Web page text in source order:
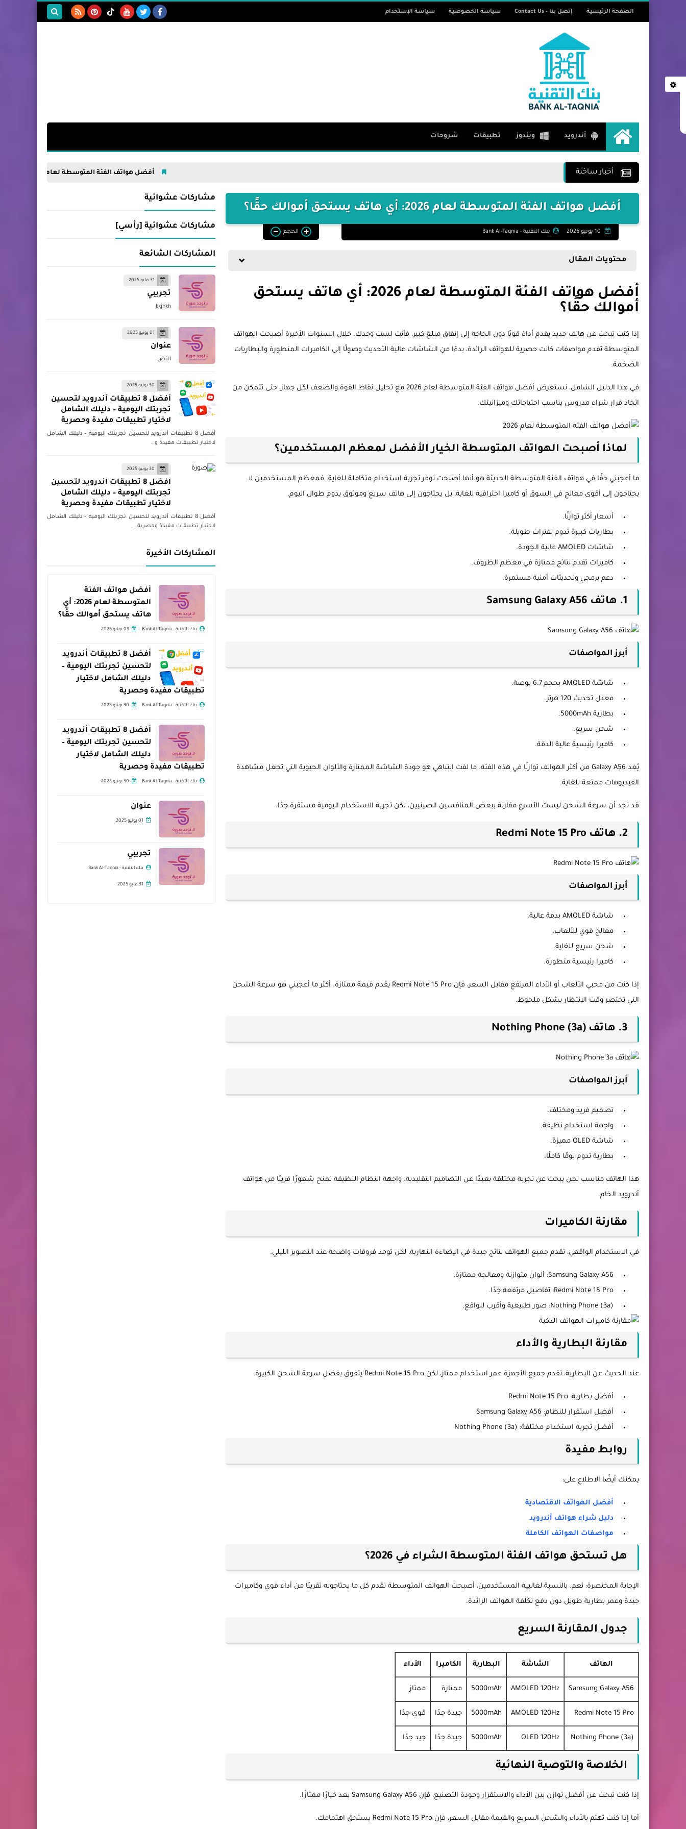
الصفحة الرئيسية إتصل بنا - Contact Us سياسة الخصوصية سياسة الإستخدام
الرئيسيةأندرويد ويندوز تطبيقات شروحات
أخبار ساخنة أفضل هواتف الفئة المتوسطة لعام 2026: أي هاتف يستحق أموالك حقًا؟
أفضل هواتف الفئة المتوسطة لعام 2026: أي هاتف يستحق أموالك حقًا؟
بنك التقنية - Bank Al-Taqnia الحجم
محتويات المقال
أفضل هواتف الفئة المتوسطة لعام 2026: أي هاتف يستحق
أموالك حقًا؟
إذا كنت تبحث عن هاتف جديد يقدم أداءً قويًا دون الحاجة إلى إنفاق مبلغ كبير، فأنت لست وحدك. خلال السنوات الأخيرة أصبحت الهواتف
المتوسطة تقدم مواصفات كانت حصرية للهواتف الرائدة، بدءًا من الشاشات عالية التحديث وصولًا إلى الكاميرات المتطورة والبطاريات
الضخمة.
في هذا الدليل الشامل، نستعرض أفضل هواتف الفئة المتوسطة لعام 2026 مع تحليل نقاط القوة والضعف لكل جهاز، حتى تتمكن من
اتخاذ قرار شراء مدروس يناسب احتياجاتك وميزانيتك.
لماذا أصبحت الهواتف المتوسطة الخيار الأفضل لمعظم المستخدمين؟
ما أعجبني حقًا في هواتف الفئة المتوسطة الحديثة هو أنها أصبحت توفر تجربة استخدام متكاملة للغاية. فمعظم المستخدمين لا
يحتاجون إلى أقوى معالج في السوق أو كاميرا احترافية للغاية، بل يحتاجون إلى هاتف سريع وموثوق يدوم طوال اليوم.
أسعار أكثر توازنًا.
بطاريات كبيرة تدوم لفترات طويلة.
شاشات AMOLED عالية الجودة.
كاميرات تقدم نتائج ممتازة في معظم الظروف.
دعم برمجي وتحديثات أمنية مستمرة.
1. هاتف Samsung Galaxy A56
أبرز المواصفات
شاشة AMOLED بحجم 6.7 بوصة.
معدل تحديث 120 هرتز.
بطارية 5000mAh.
شحن سريع.
كاميرا رئيسية عالية الدقة.
يُعد Galaxy A56 من أكثر الهواتف توازنًا في هذه الفئة. ما لفت انتباهي هو جودة الشاشة الممتازة والألوان الحيوية التي تجعل مشاهدة
الفيديوهات ممتعة للغاية.
قد تجد أن سرعة الشحن ليست الأسرع مقارنة ببعض المنافسين الصينيين، لكن تجربة الاستخدام اليومية مستقرة جدًا.
2. هاتف Redmi Note 15 Pro
أبرز المواصفات
شاشة AMOLED بدقة عالية.
معالج قوي للألعاب.
شحن سريع للغاية.
كاميرا رئيسية متطورة.
إذا كنت من محبي الألعاب أو الأداء المرتفع مقابل السعر، فإن Redmi Note 15 Pro يقدم قيمة ممتازة. أكثر ما أعجبني هو سرعة الشحن
التي تختصر وقت الانتظار بشكل ملحوظ.
3. هاتف Nothing Phone (3a)
أبرز المواصفات
تصميم فريد ومختلف.
واجهة استخدام نظيفة.
شاشة OLED مميزة.
بطارية تدوم يومًا كاملًا.
هذا الهاتف مناسب لمن يبحث عن تجربة مختلفة بعيدًا عن التصاميم التقليدية. واجهة النظام النظيفة تمنح شعورًا قريبًا من هواتف
أندرويد الخام.
مقارنة الكاميرات
في الاستخدام الواقعي، تقدم جميع الهواتف نتائج جيدة في الإضاءة النهارية، لكن توجد فروقات واضحة عند التصوير الليلي.
Samsung Galaxy A56: ألوان متوازنة ومعالجة ممتازة.
Redmi Note 15 Pro: تفاصيل مرتفعة جدًا.
Nothing Phone (3a): صور طبيعية وأقرب للواقع.
مقارنة البطارية والأداء
عند الحديث عن البطارية، تقدم جميع الأجهزة عمر استخدام ممتاز، لكن Redmi Note 15 Pro يتفوق بفضل سرعة الشحن الكبيرة.
أفضل بطارية: Redmi Note 15 Pro
أفضل استقرار للنظام: Samsung Galaxy A56
أفضل تجربة استخدام مختلفة: Nothing Phone (3a)
روابط مفيدة
يمكنك أيضًا الاطلاع على:
أفضل الهواتف الاقتصادية
دليل شراء هواتف أندرويد
مواصفات الهواتف الكاملة
هل تستحق هواتف الفئة المتوسطة الشراء في 2026؟
الإجابة المختصرة: نعم. بالنسبة لغالبية المستخدمين، أصبحت الهواتف المتوسطة تقدم كل ما يحتاجونه تقريبًا من أداء قوي وكاميرات
جيدة وعمر بطارية طويل دون دفع تكلفة الهواتف الرائدة.
جدول المقارنة السريع
الهاتف الشاشة البطارية الكاميرا الأداء
Samsung Galaxy A56
AMOLED 120Hz
5000mAh ممتازة ممتاز
Redmi Note 15 Pro
AMOLED 120Hz
5000mAh جيدة جدًا قوي جدًا
Nothing Phone (3a)
OLED 120Hz
5000mAh جيدة جدًا جيد جدًا
الخلاصة والتوصية النهائية
إذا كنت تبحث عن أفضل توازن بين الأداء والاستقرار وجودة التصنيع، فإن Samsung Galaxy A56 يعد خيارًا ممتازًا.
أما إذا كنت تهتم بالأداء والشحن السريع والقيمة مقابل السعر، فإن Redmi Note 15 Pro يستحق اهتمامك.
مشاركات عشوائية
مشاركات عشوائية [رأسي]
المشاركات الشائعة
31 مايو 2025
تجريبي
kkjhkh
01 يونيو 2025
عنوان
النص
30 يونيو 2025
أفضل 8 تطبيقات أندرويد لتحسين
تجربتك اليومية – دليلك الشامل
لاختيار تطبيقات مفيدة وحصرية
أفضل 8 تطبيقات أندرويد لتحسين تجربتك اليومية – دليلك الشامل
لاختيار تطبيقات مفيدة و…
30 يونيو 2025
أفضل 8 تطبيقات أندرويد لتحسين
تجربتك اليومية – دليلك الشامل
لاختيار تطبيقات مفيدة وحصرية
أفضل 8 تطبيقات أندرويد لتحسين تجربتك اليومية – دليلك الشامل
لاختيار تطبيقات مفيدة وحصرية …
المشاركات الأخيرة
أفضل هواتف الفئة
المتوسطة لعام 2026: أي
هاتف يستحق أموالك حقًا؟
بنك التقنية - Bank Al-Taqnia 09 يونيو 2026
أفضل 8 تطبيقات أندرويد
لتحسين تجربتك اليومية –
دليلك الشامل لاختيار
تطبيقات مفيدة وحصرية
بنك التقنية - Bank Al-Taqnia 30 يونيو 2025
أفضل 8 تطبيقات أندرويد
لتحسين تجربتك اليومية –
دليلك الشامل لاختيار
تطبيقات مفيدة وحصرية
بنك التقنية - Bank Al-Taqnia 30 يونيو 2025
عنوان
01 يونيو 2025
تجريبي
بنك التقنية - Bank Al-Taqnia
31 مايو 2025